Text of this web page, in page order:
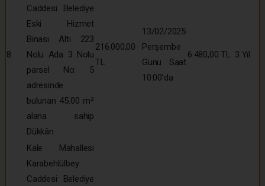
8
Caddesi Belediye
Eski Hizmet
Binası Altı 223
Nolu Ada 3 Nolu
parsel No: 5
adresinde
bulunan 45.00 m²
alana sahip
Dükkân
216.000,00
TL
13/02/2025
Perşembe
Günü Saat
10:00’da
6.480,00 TL 3 Yıl
Kale Mahallesi
Karabehlülbey
Caddesi Belediye